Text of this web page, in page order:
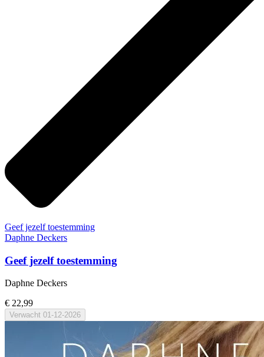
Geef jezelf toestemming
Daphne Deckers
Geef jezelf toestemming
Daphne Deckers
€ 22,99
Verwacht 01-12-2026